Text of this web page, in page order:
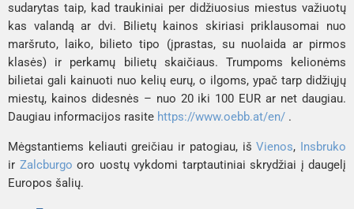
sudarytas taip, kad traukiniai per didžiuosius miestus važiuotų
kas valandą ar dvi. Bilietų kainos skiriasi priklausomai nuo
maršruto, laiko, bilieto tipo (įprastas, su nuolaida ar pirmos
klasės) ir perkamų bilietų skaičiaus. Trumpoms kelionėms
bilietai gali kainuoti nuo kelių eurų, o ilgoms, ypač tarp didžiųjų
miestų, kainos didesnės – nuo 20 iki 100 EUR ar net daugiau.
Daugiau informacijos rasite https://www.oebb.at/en/ .
Mėgstantiems keliauti greičiau ir patogiau, išVienos,
Insbruko
ir Zalcburgo oro uostų vykdomi tarptautiniai skrydžiai į daugelį
Europos šalių.